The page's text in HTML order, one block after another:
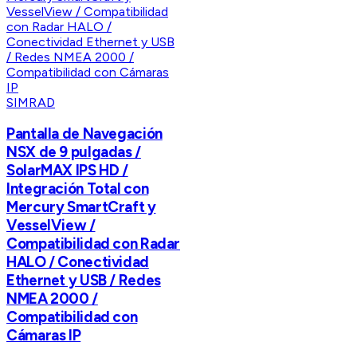
SIMRAD
Pantalla de Navegación
NSX de 9 pulgadas /
SolarMAX IPS HD /
Integración Total con
Mercury SmartCraft y
VesselView /
Compatibilidad con Radar
HALO / Conectividad
Ethernet y USB / Redes
NMEA 2000 /
Compatibilidad con
Cámaras IP